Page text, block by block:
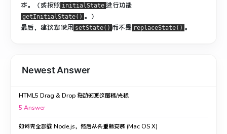
本。 （或按照 initialState 进行功能
getInitialState() 。）
最后，建议您使用 setState() 而不是 replaceState() 。
Newest Answer
HTML5 Drag & Drop 拖动时更改图标/光标
5 Answer
如何完全卸载 Node.js，然后从头重新安装 (Mac OS X)